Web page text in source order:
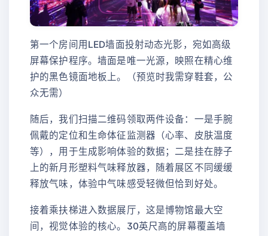
第一个房间用LED墙面投射动态光影，宛如高级
屏幕保护程序。墙面是唯一光源，映照在精心维
护的黑色镜面地板上。（预览时我需穿鞋套，公
众无需）
随后，我们扫描二维码领取两件设备：一是手腕
佩戴的定位和生命体征监测器（心率、皮肤温度
等），用于生成影响体验的数据；二是挂在脖子
上的新月形塑料气味释放器，随着展区不同缓缓
释放气味，体验中气味感受轻微但恰到好处。
接着乘扶梯进入数据展厅，这是博物馆最大空
间，视觉体验的核心。30英尺高的屏幕覆盖墙